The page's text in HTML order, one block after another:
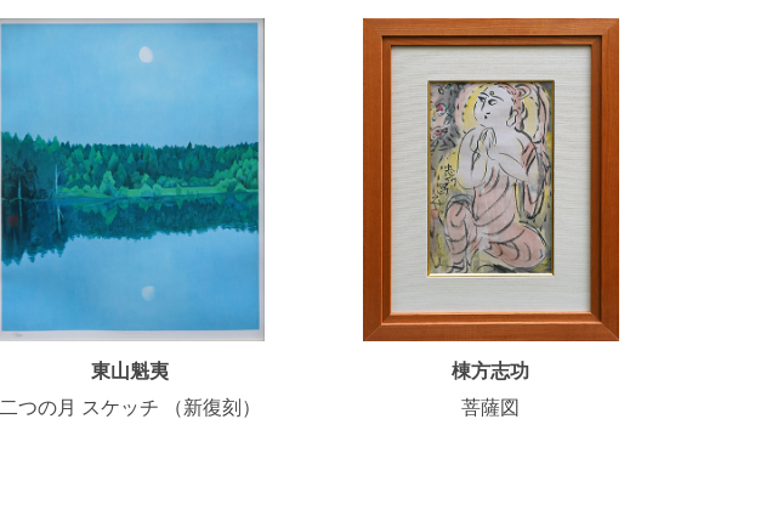
東山魁夷
二つの月 スケッチ （新復刻）
棟方志功
菩薩図